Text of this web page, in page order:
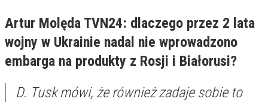
Artur Molęda TVN24: dlaczego przez 2 lata
wojny w Ukrainie nadal nie wprowadzono
embarga na produkty z Rosji i Białorusi?
D. Tusk mówi, że również zadaje sobie to